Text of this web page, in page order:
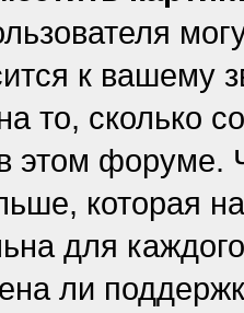
к вашему
то, сколько
этом форуме.
которая
для
ли